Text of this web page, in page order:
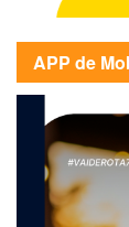
APP de